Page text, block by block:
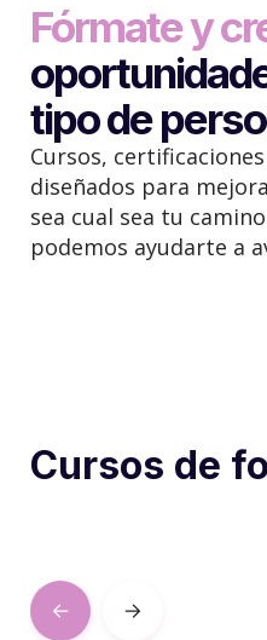
Fórmate y
tipo de
Cursos,
diseñados para
sea cual sea tu
podemos ayudarte a
Cursos de